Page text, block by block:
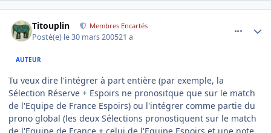
Titouplin Membres Encartés
Posté(e) le 30 mars 200521 a
AUTEUR
Tu veux dire l'intégrer à part entière (par exemple, la
Sélection Réserve + Espoirs ne pronositque que sur le match
de l'Equipe de France Espoirs) ou l'intégrer comme partie du
prono global (les deux Sélections pronostiquent sur le match